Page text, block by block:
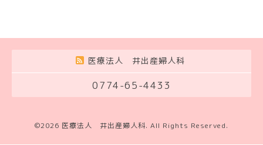
医療法人 井出産婦人科
0774-65-4433
©2026 医療法人 井出産婦人科. All Rights Reserved.